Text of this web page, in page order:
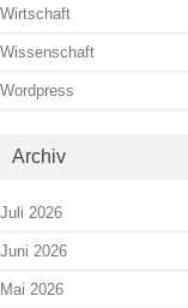
Wirtschaft
Wissenschaft
Wordpress
Archiv
Juli 2026
Juni 2026
Mai 2026